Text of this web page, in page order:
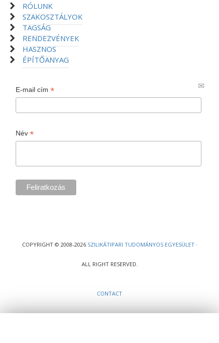
RÓLUNK
SZAKOSZTÁLYOK
TAGSÁG
RENDEZVÉNYEK
HASZNOS
ÉPÍTŐANYAG
E-mail cím*
Név*
COPYRIGHT © 2008-2026 SZILIKÁTIPARI TUDOMÁNYOS EGYESÜLET·
ALL RIGHT RESERVED.
CONTACT